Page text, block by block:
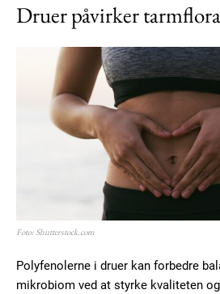
Nullam eu erat condimentum
Donec quis est ac felis
Orci varius natoque dolor
Member full access
Druer påvirker
Foto: Shutterstock.com
Polyfenolerne i druer kan forbedre
mikrobiom ved at styrke kvaliteten